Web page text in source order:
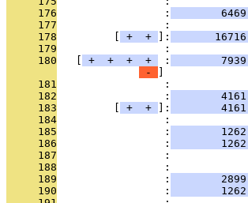
     176
                 :
     177
:
     178
+ + ]:
     179
:
     180
+ + + + :
-
     181
:
     182
                 :
     183
+ + ]:
     184
:
     185
                 :
     186
                 :
     187
:
     188
:
     189
                 :
     190
                 :